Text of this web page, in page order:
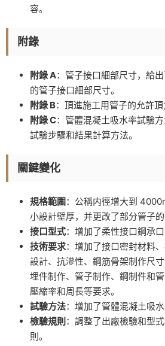
容。
附錄
附錄 A：管子接口細部尺寸，給
的管子接口細部尺寸。
附錄 B：頂進施工用管子的允許頂
附錄 C：管體混凝土吸水率試驗
試驗步驟和結果計算方法。
關鍵變化
規格範圍：公稱内徑增大到
小設計壁厚，并更改了部分管子的
接口型式：增加了柔性接口鋼承口
技術要求：增加了接口密封材料
設計、抗滲性、鋼筋骨架制作尺
埋件制作、管子制作、鋼制件和
壓縮率和周長等要求。
試驗方法：增加了管體混凝土吸水
檢驗規則 ：調整了出廠檢驗和型
則。